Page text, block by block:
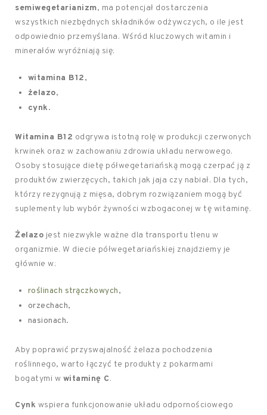
semiwegetarianizm, ma potencjał dostarczenia
wszystkich niezbędnych składników odżywczych, o ile jest
odpowiednio przemyślana. Wśród kluczowych witamin i
minerałów wyróżniają się:
witamina B12,
żelazo,
cynk.
Witamina B12 odgrywa istotną rolę w produkcji czerwonych
krwinek oraz w zachowaniu zdrowia układu nerwowego.
Osoby stosujące dietę półwegetariańską mogą czerpać ją z
produktów zwierzęcych, takich jak jaja czy nabiał. Dla tych,
którzy rezygnują z mięsa, dobrym rozwiązaniem mogą być
suplementy lub wybór żywności wzbogaconej w tę witaminę.
Żelazo jest niezwykle ważne dla transportu tlenu w
organizmie. W diecie półwegetariańskiej znajdziemy je
głównie w:
roślinach strączkowych,
orzechach,
nasionach.
Aby poprawić przyswajalność żelaza pochodzenia
roślinnego, warto łączyć te produkty z pokarmami
bogatymi w witaminę C.
Cynk wspiera funkcjonowanie układu odpornościowego